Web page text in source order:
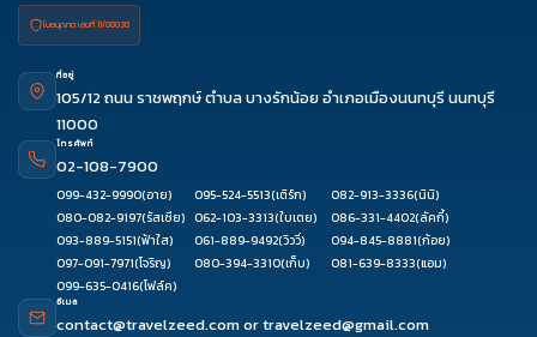
ใบอนุญาต เลขที่ 11/08038
ที่อยู่
105/12 ถนน ราชพฤกษ์ ตำบล บางรักน้อย อำเภอเมืองนนทบุรี นนทบุรี
11000
โทรศัพท์
02-108-7900
099-432-9990(อาย) 095-524-5513(เติร์ก) 082-913-3336(นินิ)
080-082-9197(รัสเซีย) 062-103-3313(ใบเตย) 086-331-4402(ลัคกี้)
093-889-5151(ฟ้าใส) 061-889-9492(วิววี่) 094-845-8881(ก้อย)
097-091-7971(โจริญ) 080-394-3310(เก็บ) 081-639-8333(แอม)
099-635-0416(โฟล์ค)
อีเมล
contact@travelzeed.comortravelzeed@gmail.com